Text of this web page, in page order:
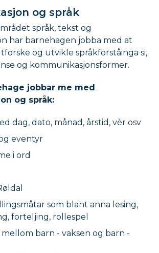
og språk
språk, tekst og
har barnehagen jobba med at
og utvikle språkforståinga si,
og kommunikasjonsformer.
jobbar me med
og språk:
dag, dato, månad, årstid, vèr osv
eventyr
i ord
som blant anna lesing,
forteljing, rollespel
barn - vaksen og barn -